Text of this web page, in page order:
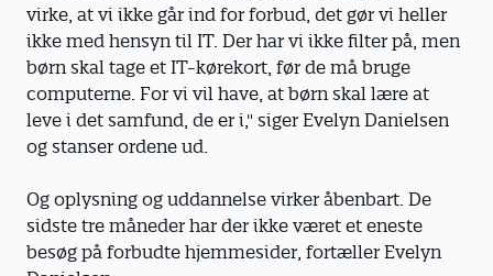
virke, at vi ikke går ind for forbud, det gør vi heller
ikke med hensyn til IT. Der har vi ikke filter på, men
børn skal tage et IT-kørekort, før de må bruge
computerne. For vi vil have, at børn skal lære at
leve i det samfund, de er i," siger Evelyn Danielsen
og stanser ordene ud.
Og oplysning og uddannelse virker åbenbart. De
sidste tre måneder har der ikke været et eneste
besøg på forbudte hjemmesider, fortæller Evelyn